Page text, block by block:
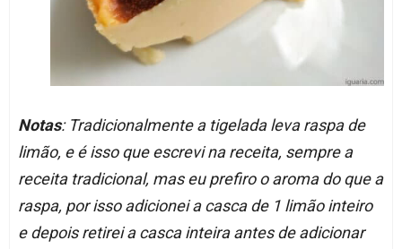
Notas: Tradicionalmente a tigelada leva raspa de
limão, e é isso que escrevi na receita, sempre a
receita tradicional, mas eu prefiro o aroma do que a
raspa, por isso adicionei a casca de 1 limão inteiro
e depois retirei a casca inteira antes de adicionar